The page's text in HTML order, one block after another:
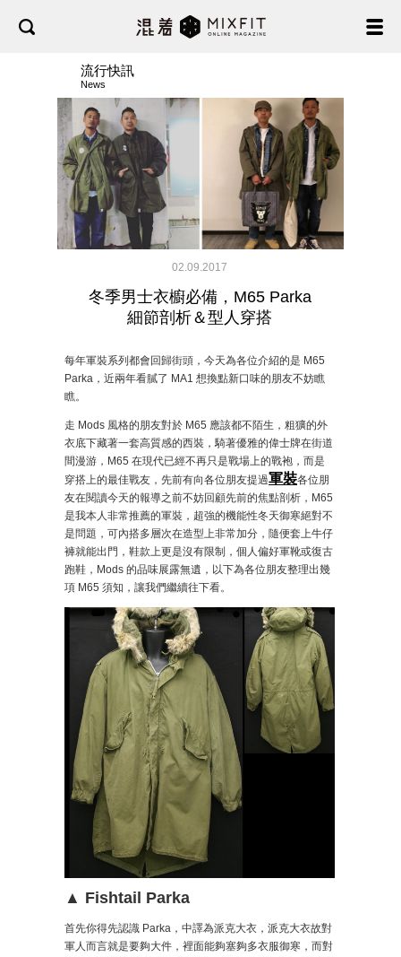
流行快訊
News
02.09.2017
冬季男士衣櫥必備，M65 Parka
細節剖析＆型人穿搭
每年軍裝系列都會回歸街頭，今天為各位介紹的是 M65
Parka，近兩年看膩了 MA1 想換點新口味的朋友不妨瞧
瞧。
走 Mods 風格的朋友對於 M65 應該都不陌生，粗獷的外
衣底下藏著一套高質感的西裝，騎著優雅的偉士牌在街道
間漫游，M65 在現代已經不再只是戰場上的戰袍，而是
穿搭上的最佳戰友，先前有向各位朋友提過軍裝各位朋
友在閱讀今天的報導之前不妨回顧先前的焦點剖析，M65
是我本人非常推薦的軍裝，超強的機能性冬天御寒絕對不
是問題，可內搭多層次在造型上非常加分，隨便套上牛仔
褲就能出門，鞋款上更是沒有限制，個人偏好軍靴或復古
跑鞋，Mods 的品味展露無遺，以下為各位朋友整理出幾
項 M65 須知，讓我們繼續往下看。
▲ Fishtail Parka
首先你得先認識 Parka，中譯為派克大衣，派克大衣故對
軍人而言就是要夠大件，裡面能夠塞夠多衣服御寒，而對